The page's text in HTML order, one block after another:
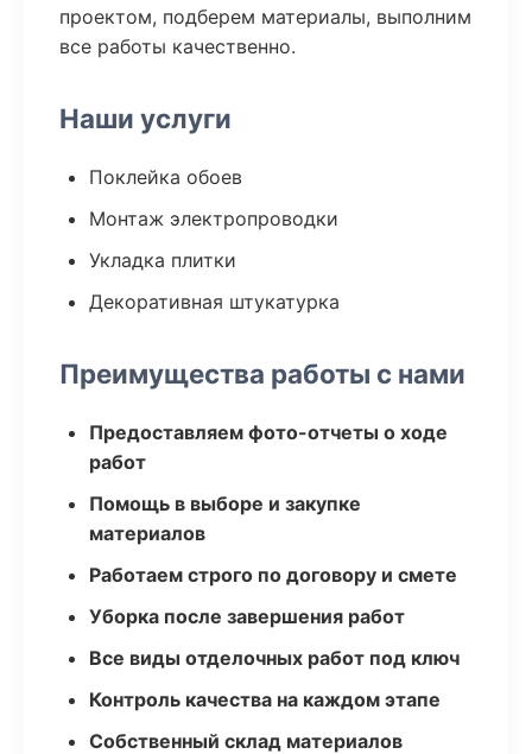
проектом, подберем материалы, выполним
все работы качественно.
Наши услуги
Поклейка обоев
Монтаж электропроводки
Укладка плитки
Декоративная штукатурка
Преимущества работы с нами
Предоставляем фото-отчеты о ходе
работ
Помощь в выборе и закупке
материалов
Работаем строго по договору и смете
Уборка после завершения работ
Все виды отделочных работ под ключ
Контроль качества на каждом этапе
Собственный склад материалов